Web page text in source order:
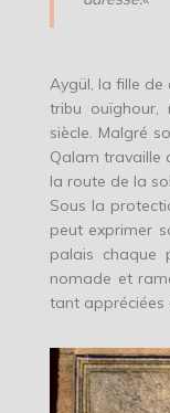
Aygül, la fille de
tribu
siècle. Malgré
Qalam travaille
la route de la
Sous la
peut exprimer
palais chaque
nomade et
tant appréciées